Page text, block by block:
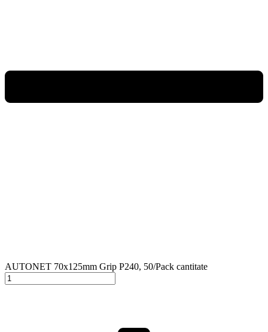
AUTONET 70x125mm Grip P240, 50/Pack cantitate